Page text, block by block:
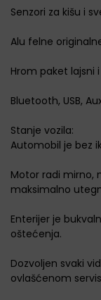
Senzori za kišu i
Alu felne
Hrom paket lajsni
Bluetooth, USB,
Stanje vozila:
Automobil je bez
Motor radi mirno,
maksimalno
Enterijer je
oštećenja.
Dozvoljen svaki
ovlašćenom